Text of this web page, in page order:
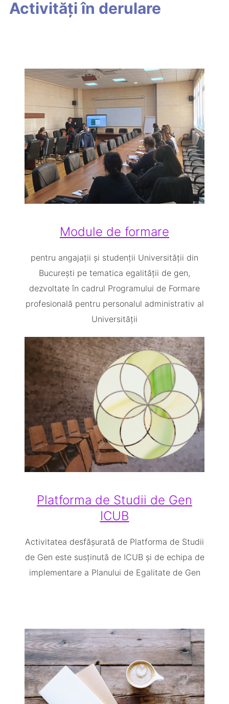
Activități în derulare
Module de formare
pentru angajații și studenții Universității din
București pe tematica egalității de gen,
dezvoltate în cadrul Programului de Formare
profesională pentru personalul administrativ al
Universității
Platforma de Studii de Gen
ICUB
Activitatea desfășurată de Platforma de Studii
de Gen este susținută de ICUB și de echipa de
implementare a Planului de Egalitate de Gen